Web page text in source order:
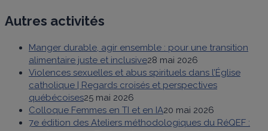
Autres activités
Manger durable, agir ensemble : pour une transition
alimentaire juste et inclusive28 mai 2026
Violences sexuelles et abus spirituels dans l’Église
catholique | Regards croisés et perspectives
québécoises25 mai 2026
Colloque Femmes en TI et en IA20 mai 2026
7e édition des Ateliers méthodologiques du RéQEF :